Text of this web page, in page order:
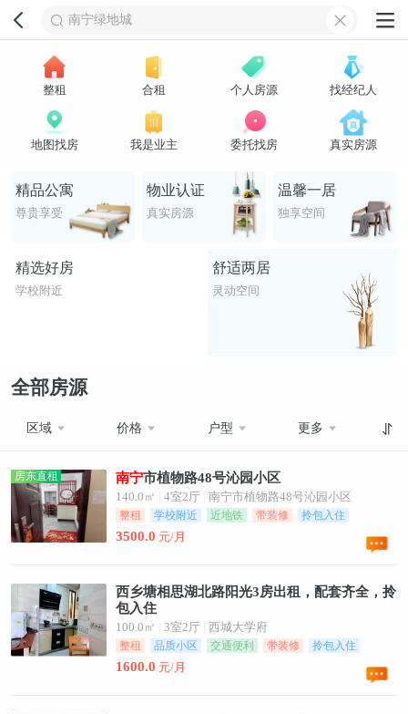
南宁绿地城
整租 合租 个人房源 找经纪人
地图找房 我是业主 委托找房 真实房源
精品公寓
尊贵享受
物业认证
真实房源
温馨一居
独享空间
精选好房
学校附近
舒适两居
灵动空间
全部房源
区域 价格 户型 更多
房东直租 南宁市植物路48号沁园小区
140.0㎡ 4室2厅 南宁市植物路48号沁园小区
整租 学校附近 近地铁 带装修
拎包入住
家电齐全
3500.0 元/月
西乡塘相思湖北路阳光3房出租，配套齐全，拎
包入住
100.0㎡ 3室2厅 西城大学府
整租 品质小区 交通便利 带装修
拎包入住
家电齐全
1600.0 元/月